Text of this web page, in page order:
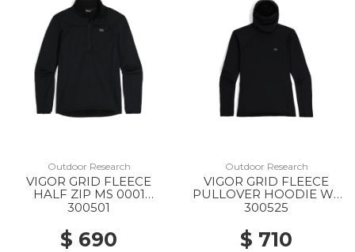
Outdoor Research
VIGOR GRID FLEECE
HALF ZIP MS 0001
BLACK
300501
$ 690
Outdoor Research
VIGOR GRID FLEECE
PULLOVER HOODIE WS
0001 BLACK
300525
$ 710